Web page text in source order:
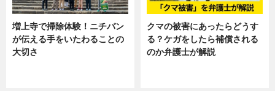
増上寺で掃除体験！ニチバン
が伝える手をいたわることの
大切さ
クマの被害にあったらどうす
る？ケガをしたら補償される
のか弁護士が解説